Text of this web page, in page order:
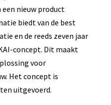
nieuw product
biedt van de best
en de reeds zeven jaar
concept. Dit maakt
voor
Het concept is
uitgevoerd.